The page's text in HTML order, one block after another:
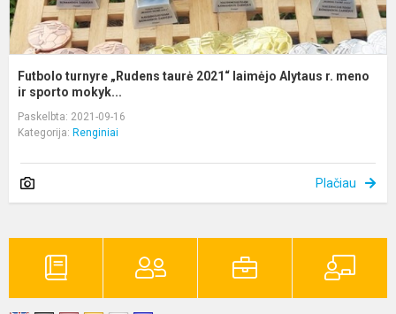
Futbolo turnyre „Rudens taurė 2021“ laimėjo Alytaus r. meno
ir sporto mokyk...
Paskelbta: 2021-09-16
Kategorija: Renginiai
Plačiau